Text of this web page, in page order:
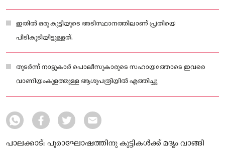
ഇതില്‍ ഒരു കുട്ടിയുടെ അടിസ്ഥാനത്തിലാണ് പ്രതിയെ
പിടികൂടിയിട്ടുള്ളത്.
തുടര്‍ന്ന് നാട്ടുകാര്‍ പൊലീസുകാരുടെ സഹായത്തോടെ ഇവരെ
വാണിയംകുളത്തുള്ള ആശുപത്രിയില്‍ എത്തിച്ചു
പാലക്കാട്: പൂരാഘോഷത്തിനു കുട്ടികൾക്ക് മദ്യം വാങ്ങി